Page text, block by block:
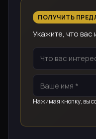
ПОЛУЧИТЬ
Укажите, что
Нажимая кнопку, вы